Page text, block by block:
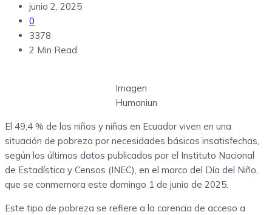
junio 2, 2025
0
3378
2 Min Read
Imagen
Humaniun
El 49,4 % de los niños y niñas en Ecuador viven en una
situación de pobreza por necesidades básicas insatisfechas,
según los últimos datos publicados por el Instituto Nacional
de Estadística y Censos (INEC), en el marco del Día del Niño,
que se conmemora este domingo 1 de junio de 2025.
Este tipo de pobreza se refiere a la carencia de acceso a